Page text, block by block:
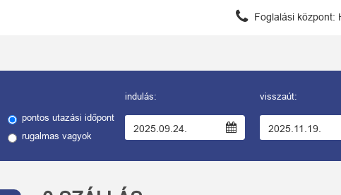
Foglalási központ:
pontos utazási időpont
rugalmas vagyok
indulás: visszaút: